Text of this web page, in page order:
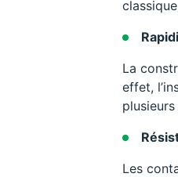
La
effet,
Les